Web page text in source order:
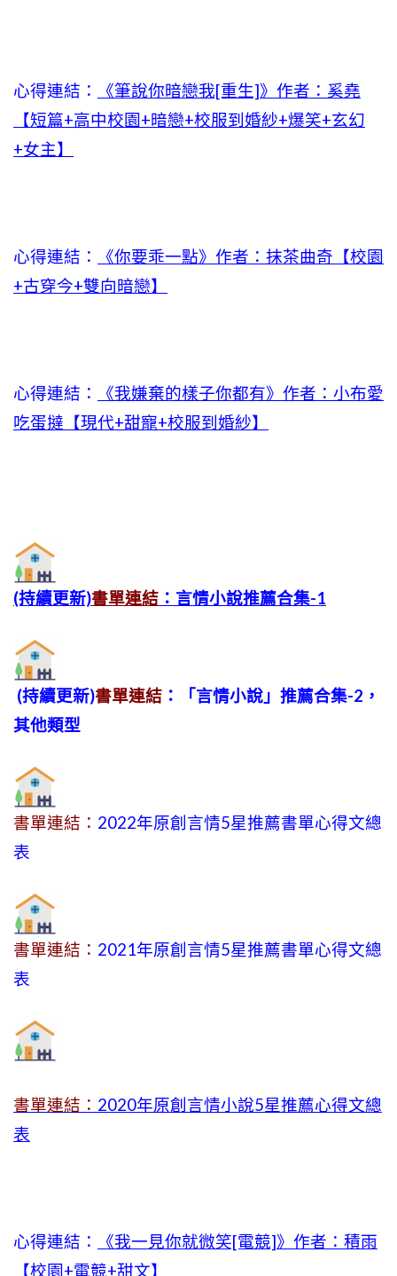
心得連結：
《筆說你暗戀我[重生]》作者：奚堯
【短篇+高中校園+暗戀+校服到婚紗+爆笑+玄幻
+女主】
心得連結：
《你要乖一點》作者：抹茶曲奇【校園
+古穿今+雙向暗戀】
心得連結：
《我嫌棄的樣子你都有》作者：小布愛
吃蛋撻【現代+甜寵+校服到婚紗】
(持續更新)書單連結 ：言情小說推薦合集-1
(持續更新)書單連結 ：「言情小說」推薦合集-2，
其他類型
書單連結： 2022年原創言情5星推薦書單心得文總
表
書單連結： 2021年原創言情5星推薦書單心得文總
表
書單連結： 2020年原創言情小說5星推薦心得文總
表
心得連結：
《我一見你就微笑[電競]》作者：積雨
【校園+電競+甜文】